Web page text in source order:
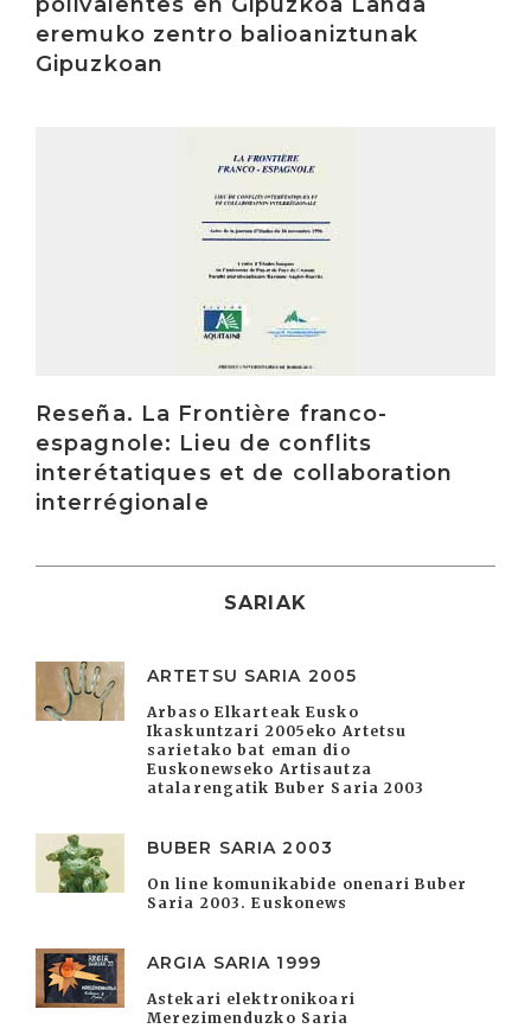
eremuko zentro balioaniztunak
Gipuzkoan
Reseña. La Frontière franco-
espagnole: Lieu de conflits
interétatiques et de collaboration
interrégionale
SARIAK
ARTETSU SARIA 2005
Arbaso Elkarteak Eusko
Ikaskuntzari 2005eko Artetsu
sarietako bat eman dio
Euskonewseko Artisautza
atalarengatik Buber Saria 2003
BUBER SARIA 2003
On line komunikabide onenari Buber
Saria 2003. Euskonews
ARGIA SARIA 1999
Astekari elektronikoari
Merezimenduzko Saria